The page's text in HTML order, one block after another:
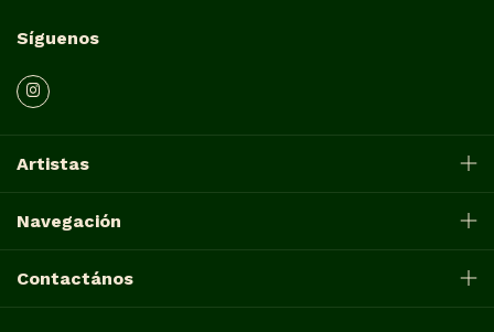
Síguenos
Artistas
Navegación
Contactános